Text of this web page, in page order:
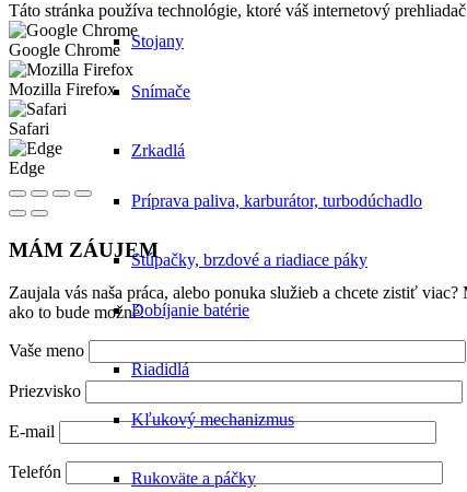
Stojany
Zrkadlá
Stúpačky, brzdové a riadiace páky
Riadidlá
Rukoväte a páčky
Snímače
Príprava paliva, karburátor, turbodúchadlo
Dobíjanie batérie
Kľukový mechanizmus
Táto stránka používa technológie, ktoré váš internetový
Google Chrome
Mozilla Firefox
Safari
Edge
MÁM ZÁUJEM
Zaujala vás naša práca, alebo ponuka služieb a chcete zistiť
ako to bude možné.
Vaše meno
Priezvisko
E-mail
Telefón